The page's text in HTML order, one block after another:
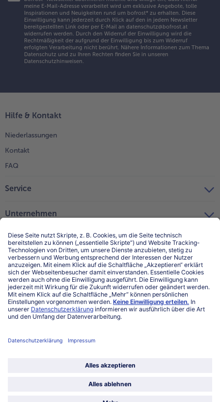
meine E-Mail-Adresse verarbeitet wird um exklusive Angebote, tolle
Inspirationen und Neuigkeiten rund um bofrost* zu erhalten. Diese
Einwilligung kann jederzeit durch Klick auf den in jedem Newsletter
bereitgestellten Link oder per E-Mail an datenschutz@bofrost.at
widerrufen werden. Durch den Widerruf der Einwilligung wird die
Rechtmäßigkeit der aufgrund der Einwilligung bis zum Widerruf
erfolgten Verarbeitung nicht berührt. Nähere Informationen zum Thema
Datenschutz und zu Ihren Rechten finden Sie in unseren
Datenschutzhinweisen.
Hilfe & Kontakt
Niederlassungen
Kontakt
FAQ
Service
Unternehmen
Über uns
Land / Sprache wählen